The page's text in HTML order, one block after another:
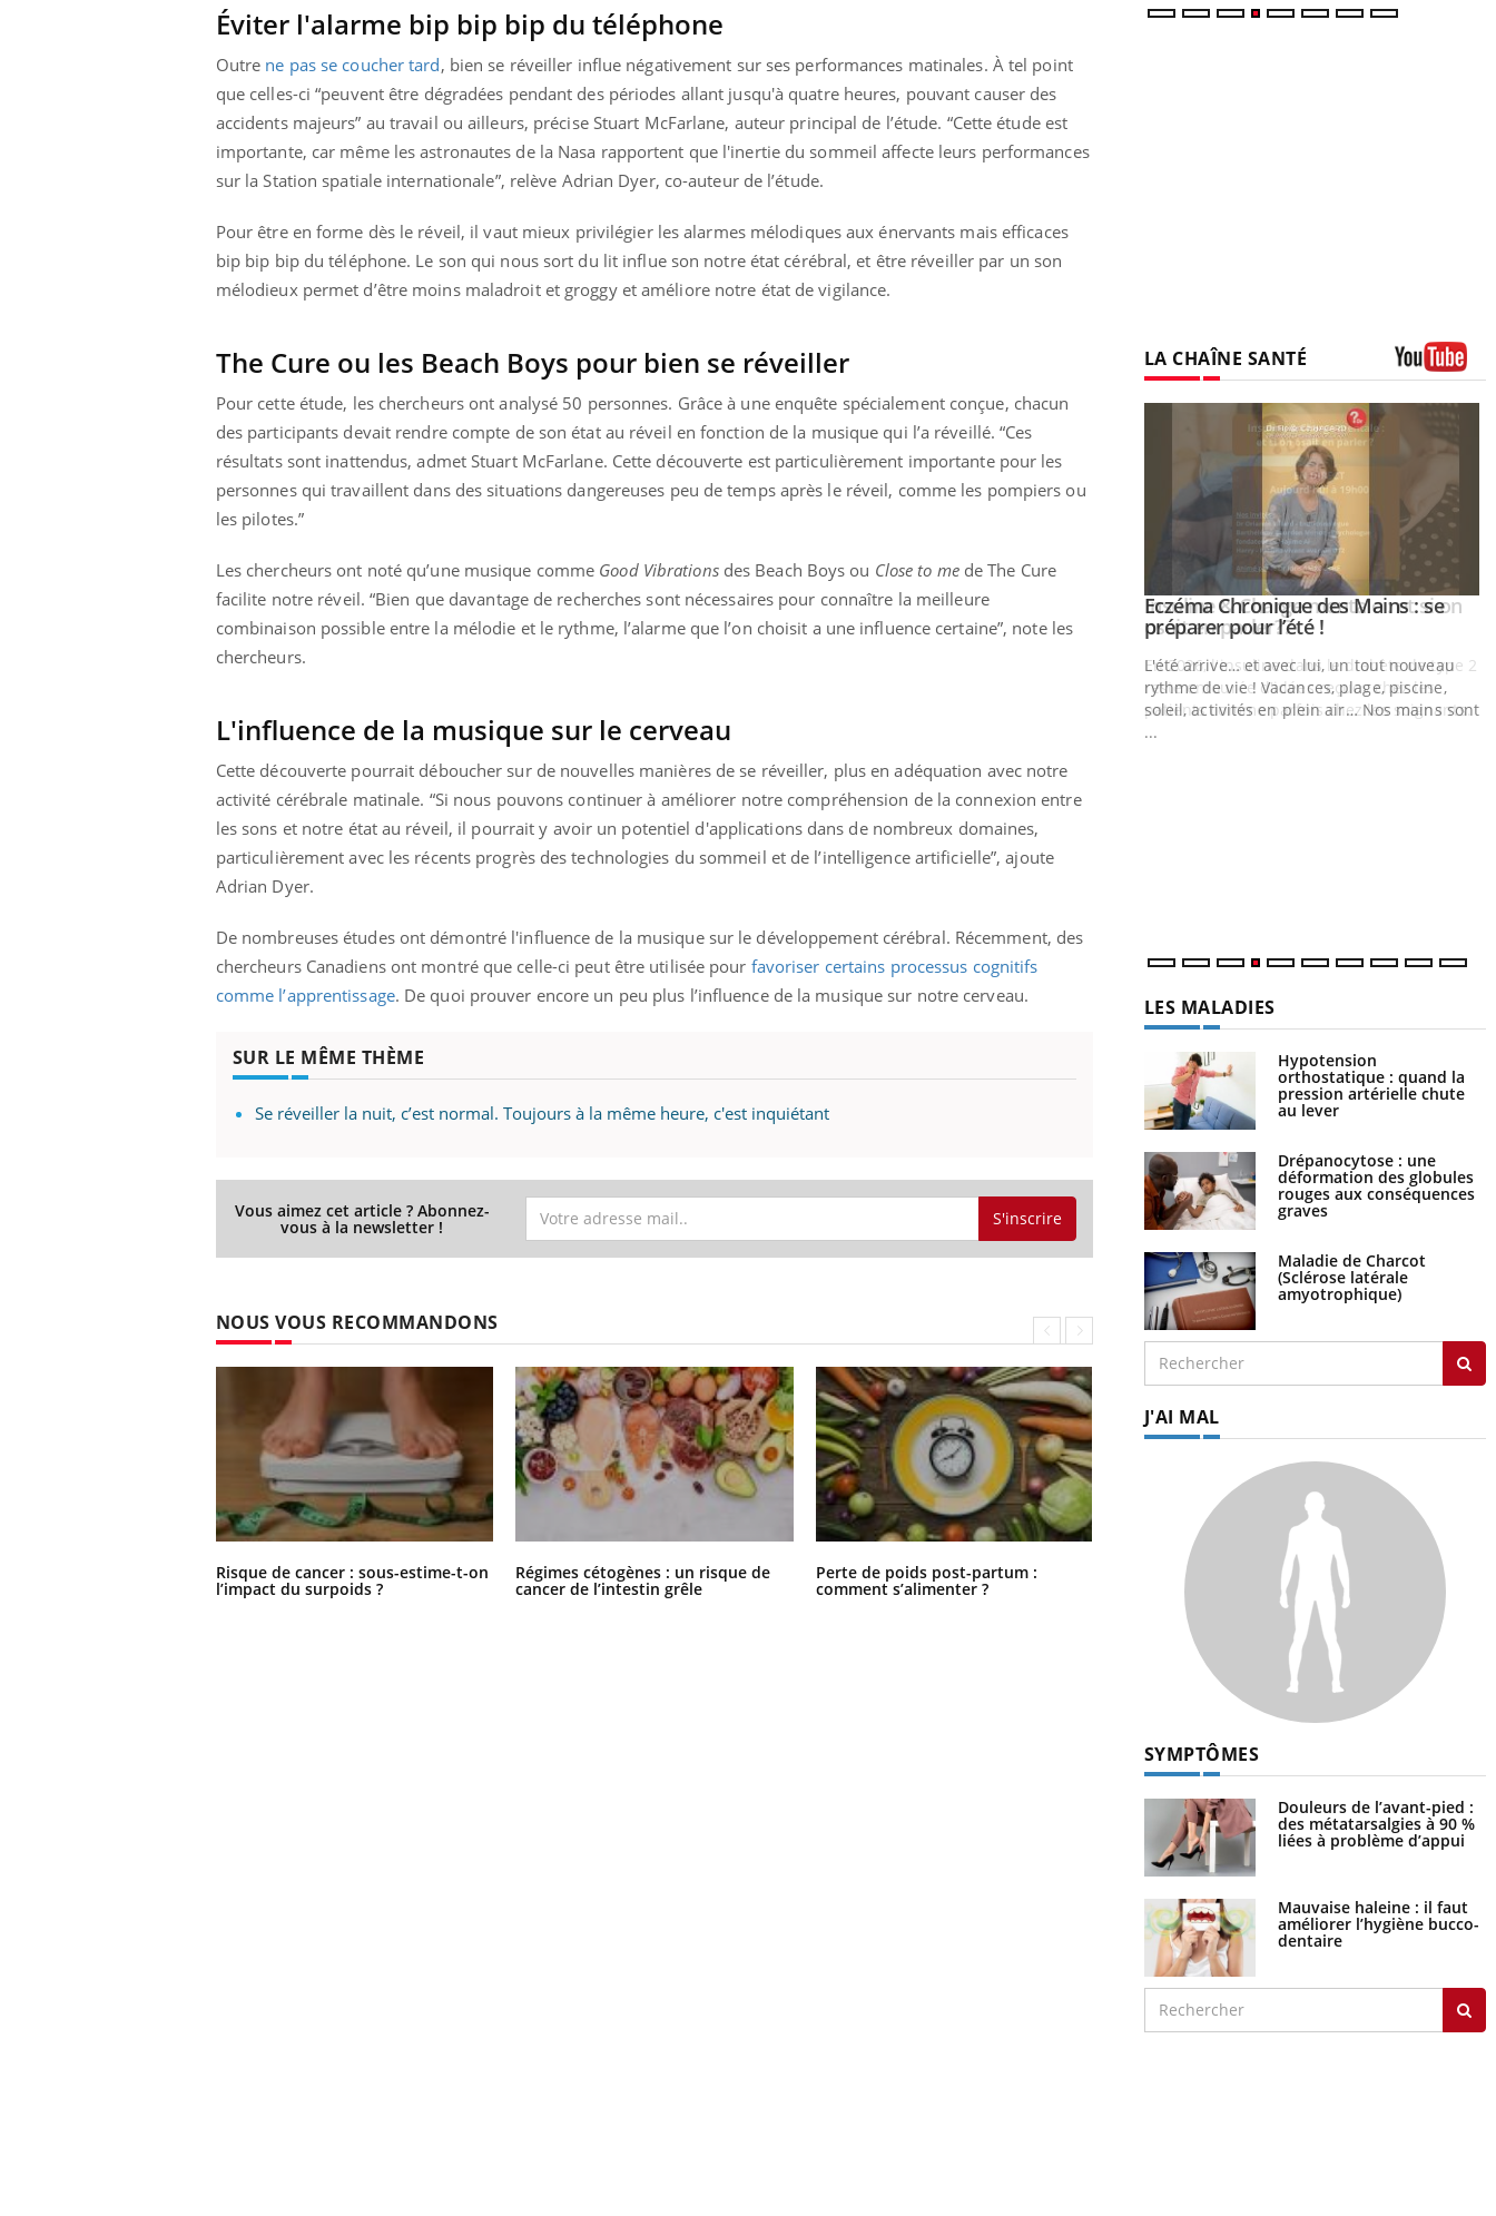
Éviter l'alarme bip bip bip du téléphone
Outre ne pas se coucher tard, bien se réveiller influe négativement sur ses performances matinales. À tel point
que celles-ci “peuvent être dégradées pendant des périodes allant jusqu'à quatre heures, pouvant causer des
accidents majeurs” au travail ou ailleurs, précise Stuart McFarlane, auteur principal de l’étude. “Cette étude est
importante, car même les astronautes de la Nasa rapportent que l'inertie du sommeil affecte leurs performances
sur la Station spatiale internationale”, relève Adrian Dyer, co-auteur de l’étude.
Pour être en forme dès le réveil, il vaut mieux privilégier les alarmes mélodiques aux énervants mais efficaces
bip bip bip du téléphone. Le son qui nous sort du lit influe son notre état cérébral, et être réveiller par un son
mélodieux permet d’être moins maladroit et groggy et améliore notre état de vigilance.
The Cure ou les Beach Boys pour bien se réveiller
Pour cette étude, les chercheurs ont analysé 50 personnes. Grâce à une enquête spécialement conçue, chacun
des participants devait rendre compte de son état au réveil en fonction de la musique qui l’a réveillé. “Ces
résultats sont inattendus, admet Stuart McFarlane. Cette découverte est particulièrement importante pour les
personnes qui travaillent dans des situations dangereuses peu de temps après le réveil, comme les pompiers ou
les pilotes.”
Les chercheurs ont noté qu’une musique comme Good Vibrationsdes Beach Boys ou Close to mede The Cure
facilite notre réveil. “Bien que davantage de recherches sont nécessaires pour connaître la meilleure
combinaison possible entre la mélodie et le rythme, l’alarme que l’on choisit a une influence certaine”, note les
chercheurs.
L'influence de la musique sur le cerveau
Cette découverte pourrait déboucher sur de nouvelles manières de se réveiller, plus en adéquation avec notre
activité cérébrale matinale. “Si nous pouvons continuer à améliorer notre compréhension de la connexion entre
les sons et notre état au réveil, il pourrait y avoir un potentiel d'applications dans de nombreux domaines,
particulièrement avec les récents progrès des technologies du sommeil et de l’intelligence artificielle”, ajoute
Adrian Dyer.
De nombreuses études ont démontré l'influence de la musique sur le développement cérébral. Récemment, des
chercheurs Canadiens ont montré que celle-ci peut être utilisée pour favoriser certains processus cognitifs
comme l’apprentissage. De quoi prouver encore un peu plus l’influence de la musique sur notre cerveau.
SUR LE MÊME THÈME
Se réveiller la nuit, c’est normal. Toujours à la même heure, c'est inquiétant
Vous aimez cet article ? Abonnez-
vous à la newsletter ! S'inscrire
NOUS VOUS RECOMMANDONS
Risque de cancer : sous-estime-t-on
l’impact du surpoids ?
Régimes cétogènes : un risque de
cancer de l’intestin grêle
Perte de poids post-partum :
comment s’alimenter ?
Comment nous percevons le chaud
et le froid : une recherche éclaire le
LA CHAÎNE SANTÉ
Eczéma Chronique des Mains :
expliquer ma maladieYoutube
Il y a des sujets qui sont faciles à aborder...
Youtube
Carence en fer : comprendre pour
prévenirYoutube
...
Youtube
Insuline & Charge mentale : et si on
osait en parler??Youtube
Youtube
Eczéma Chronique des Mains : se
préparer pour l’été !Youtube
L'été arrive… et avec lui, un tout nouveau
rythme de vie ! Vacances, plage, piscine,
soleil, activités en plein air… Nos mains sont
...
LES MALADIES
Hypotension
orthostatique : quand la
pression artérielle chute
au lever
Drépanocytose : une
déformation des globules
rouges aux conséquences
graves
Maladie de Charcot
(Sclérose latérale
amyotrophique)
J'AI MAL
SYMPTÔMES
Douleurs de l’avant-pied :
des métatarsalgies à 90 %
liées à problème d’appui
Mauvaise haleine : il faut
améliorer l’hygiène bucco-
dentaire